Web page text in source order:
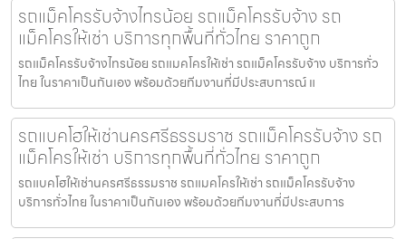
รถแม็คโครรับจ้างไทรน้อย รถแม็คโครรับจ้าง รถ
แม็คโครให้เช่า บริการทุกพื้นที่ทั่วไทย ราคาถูก
รถแม็คโครรับจ้างไทรน้อย รถแมคโครให้เช่า รถแม็คโครรับจ้าง บริการทั่ว
ไทย ในราคาเป็นกันเอง พร้อมด้วยทีมงานที่มีประสบการณ์ แ
รถแบคโฮให้เช่านครศรีธรรมราช รถแม็คโครรับจ้าง รถ
แม็คโครให้เช่า บริการทุกพื้นที่ทั่วไทย ราคาถูก
รถแบคโฮให้เช่านครศรีธรรมราช รถแมคโครให้เช่า รถแม็คโครรับจ้าง
บริการทั่วไทย ในราคาเป็นกันเอง พร้อมด้วยทีมงานที่มีประสบการ